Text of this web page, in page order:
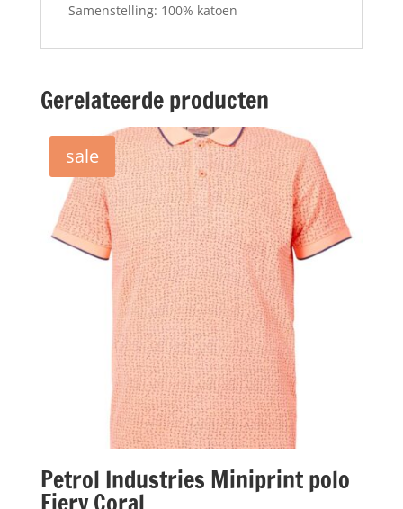
Samenstelling: 100% katoen
Gerelateerde producten
sale
Petrol Industries Miniprint polo